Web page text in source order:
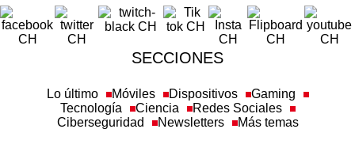
SECCIONES
Lo último Móviles Dispositivos
Gaming
Tecnología
Ciencia
Redes Sociales
Ciberseguridad
Newsletters Más temas